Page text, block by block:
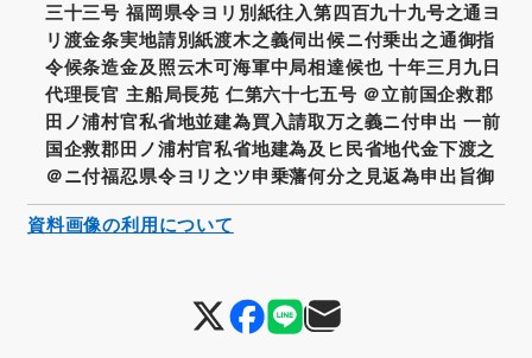
三十三号 福岡県令ヨリ別紙往入第四百九十九号之通ヨ
リ渡金条実地請別紙渡木之義伺出候ニ付乗出之通御指
令候条造金及照云木可海軍中局相達候也 十年三月九日
代理長官 主船局長苑 仁第六十七五号 ＠立前国企救郡
田ノ浦村官私省地並建為買入請取万之義ニ付申出 一前
国企救郡田ノ浦村官私省地建為及ヒ民省地代金下渡之
＠ニ付福忍県令ヨリ之ツ申乗藩何分之見返為申出旨御
資料画像の利用について